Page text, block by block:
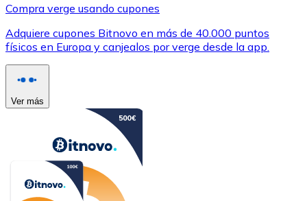
Compra verge usando cupones
Adquiere cupones Bitnovo en más de 40.000 puntos
físicos en Europa y canjealos por verge desde la app.
Ver más